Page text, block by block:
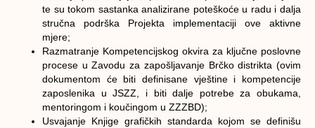
te su tokom sastanka analizirane poteškoće u radu i dalja
stručna podrška Projekta implementaciji ove aktivne
mjere;
Razmatranje Kompetencijskog okvira za ključne poslovne
procese u Zavodu za zapošljavanje Brčko distrikta (ovim
dokumentom će biti definisane vještine i kompetencije
zaposlenika u JSZZ, i biti dalje potrebe za obukama,
mentoringom i koučingom u ZZZBD);
Usvajanje Knjige grafičkih standarda kojom se definišu